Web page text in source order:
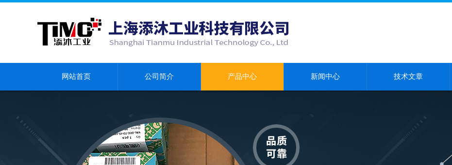
网站首页 公司简介 产品中心 新闻中心 技术文章